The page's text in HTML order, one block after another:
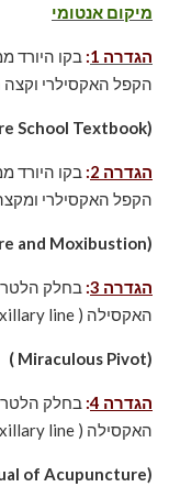
מיקום אנטומי
הגדרה 1 :
הקפל האקסילרי וקצה
(New England Acupuncture School Textbook)
הגדרה 2 :
הקפל האקסילרי
(Chinese Acupuncture and Moxibustion )
הגדרה 3 : בחלק
האקסילה ( mid-axillary line ) ברווח הבין צלעי ה-6 .
(Miraculous Pivot )
הגדרה 4 : בחלק
האקסילה ( mid-axillary line ) ברווח הבין צלעי ה-7.
(A Manual of Acupuncture )